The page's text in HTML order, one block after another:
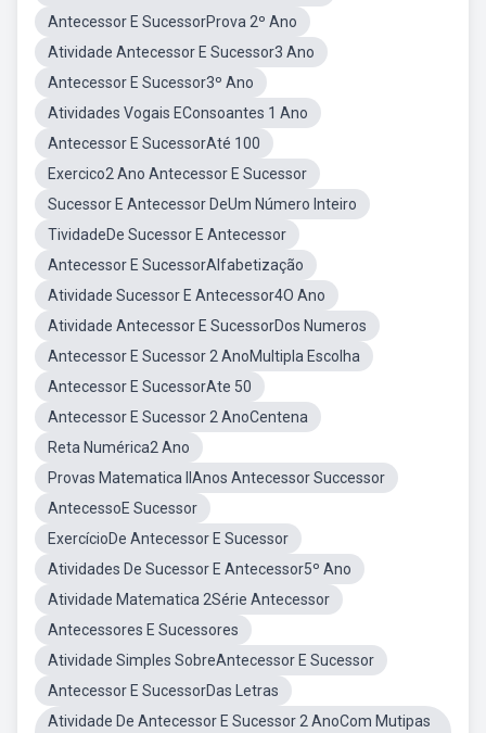
Antecessor E SucessorProva 2º Ano
Atividade Antecessor E Sucessor3 Ano
Antecessor E Sucessor3º Ano
Atividades Vogais EConsoantes 1 Ano
Antecessor E SucessorAté 100
Exercico2 Ano Antecessor E Sucessor
Sucessor E Antecessor DeUm Número Inteiro
TividadeDe Sucessor E Antecessor
Antecessor E SucessorAlfabetização
Atividade Sucessor E Antecessor4O Ano
Atividade Antecessor E SucessorDos Numeros
Antecessor E Sucessor 2 AnoMultipla Escolha
Antecessor E SucessorAte 50
Antecessor E Sucessor 2 AnoCentena
Reta Numérica2 Ano
Provas Matematica IIAnos Antecessor Successor
AntecessoE Sucessor
ExercícioDe Antecessor E Sucessor
Atividades De Sucessor E Antecessor5º Ano
Atividade Matematica 2Série Antecessor
Antecessores E Sucessores
Atividade Simples SobreAntecessor E Sucessor
Antecessor E SucessorDas Letras
Atividade De Antecessor E Sucessor 2 AnoCom Mutipas